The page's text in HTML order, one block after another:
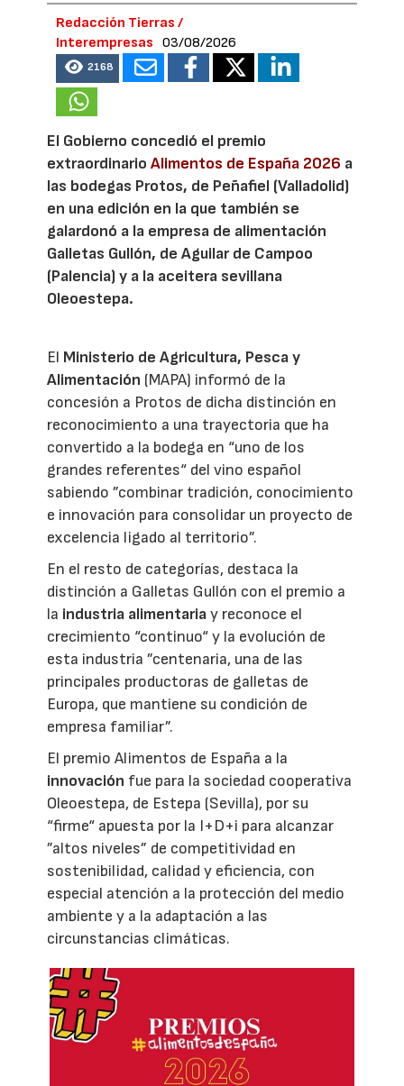
Redacción Tierras /
Interempresas
03/08/2026
2168
El Gobierno concedió el premio
extraordinarioAlimentos de España 2026 a
las bodegas Protos, de Peñafiel (Valladolid)
en una edición en la que también se
galardonó a la empresa de alimentación
Galletas Gullón, de Aguilar de Campoo
(Palencia) y a la aceitera sevillana
Oleoestepa.
El Ministerio de Agricultura, Pesca y
Alimentación (MAPA) informó de la
concesión a Protos de dicha distinción en
reconocimiento a una trayectoria que ha
convertido a la bodega en “uno de los
grandes referentes“ del vino español
sabiendo ”combinar tradición, conocimiento
e innovación para consolidar un proyecto de
excelencia ligado al territorio”.
En el resto de categorías, destaca la
distinción a Galletas Gullón con el premio a
la industria alimentariay reconoce el
crecimiento “continuo“ y la evolución de
esta industria ”centenaria, una de las
principales productoras de galletas de
Europa, que mantiene su condición de
empresa familiar”.
El premio Alimentos de España a la
innovación fue para la sociedad cooperativa
Oleoestepa, de Estepa (Sevilla), por su
“firme“ apuesta por la I+D+i para alcanzar
”altos niveles” de competitividad en
sostenibilidad, calidad y eficiencia, con
especial atención a la protección del medio
ambiente y a la adaptación a las
circunstancias climáticas.